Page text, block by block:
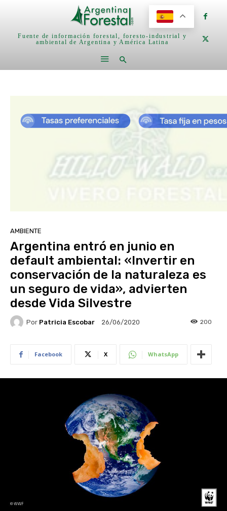
Fuente de información forestal, foresto-industrial y
ambiental de Argentina y América Latina
AMBIENTE
Argentina entró en junio en
default ambiental: «Invertir en
conservación de la naturaleza es
un seguro de vida», advierten
desde Vida Silvestre
Por Patricia Escobar 26/06/2020 200
Facebook X WhatsApp